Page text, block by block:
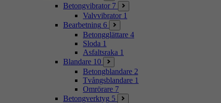
Betongvibrator 7
Valvvibrator 1
Bearbetning 6
Betongglättare 4
Sloda 1
Asfaltsraka 1
Blandare 10
Betongblandare 2
Tvångsblandare 1
Omrörare 7
Betongverktyg 5